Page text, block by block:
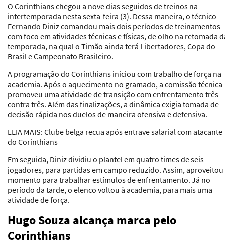
O Corinthians chegou a nove dias seguidos de treinos na
intertemporada nesta sexta-feira (3). Dessa maneira, o técnico
Fernando Diniz comandou mais dois períodos de treinamentos
com foco em atividades técnicas e físicas, de olho na retomada
temporada, na qual o Timão ainda terá Libertadores, Copa do
Brasil e Campeonato Brasileiro.
A programação do Corinthians iniciou com trabalho de força na
academia. Após o aquecimento no gramado, a comissão técnica
promoveu uma atividade de transição com enfrentamento três
contra três. Além das finalizações, a dinâmica exigia tomada de
decisão rápida nos duelos de maneira ofensiva e defensiva.
LEIA MAIS: Clube belga recua após entrave salarial com atacante
do Corinthians
Em seguida, Diniz dividiu o plantel em quatro times de seis
jogadores, para partidas em campo reduzido. Assim, aproveitou
momento para trabalhar estímulos de enfrentamento. Já no
período da tarde, o elenco voltou à academia, para mais uma
atividade de força.
Hugo Souza alcança marca pelo
Corinthians